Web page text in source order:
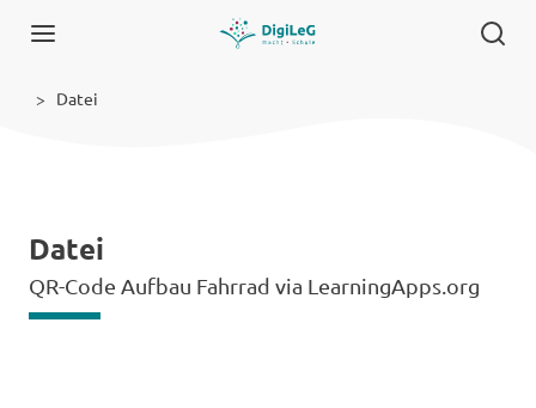
Datei
Datei
QR-Code Aufbau Fahrrad via LearningApps.org